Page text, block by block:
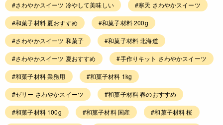
#さわやかスイーツ 冷やして美味しい #寒天 さわやかスイーツ
#和菓子材料 夏おすすめ #和菓子材料 200g
#さわやかスイーツ 和菓子 #和菓子材料 北海道
#さわやかスイーツ 夏おすすめ #手作りキット さわやかスイーツ
#和菓子材料 業務用 #和菓子材料 1kg
#ゼリー さわやかスイーツ #和菓子材料 春のおすすめ
#和菓子材料 100g #和菓子材料 国産 #和菓子材料 桜